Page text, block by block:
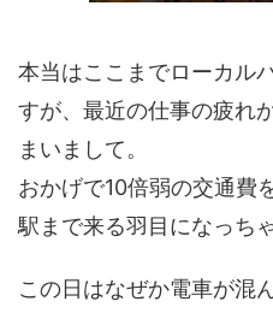
本当はここまでローカル
すが、最近の仕事の疲れ
まいまして。
おかげで10倍弱の交通費
駅まで来る羽目になっち
この日はなぜか電車が混